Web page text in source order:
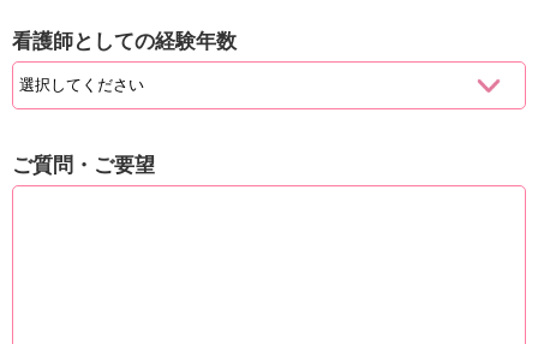
看護師としての経験年数
ご質問・ご要望